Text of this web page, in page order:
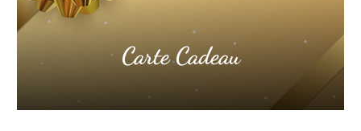
Carte Cadeau